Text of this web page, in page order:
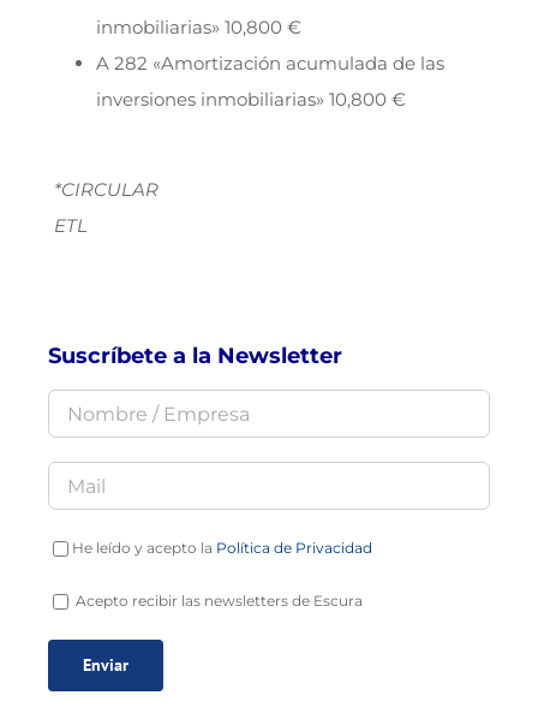
inmobiliarias» 10,800 €
A 282 «Amortización acumulada de las
inversiones inmobiliarias» 10,800 €
*CIRCULAR
ETL
Suscríbete a la Newsletter
He leído y acepto la Política de Privacidad
Acepto recibir las newsletters de Escura